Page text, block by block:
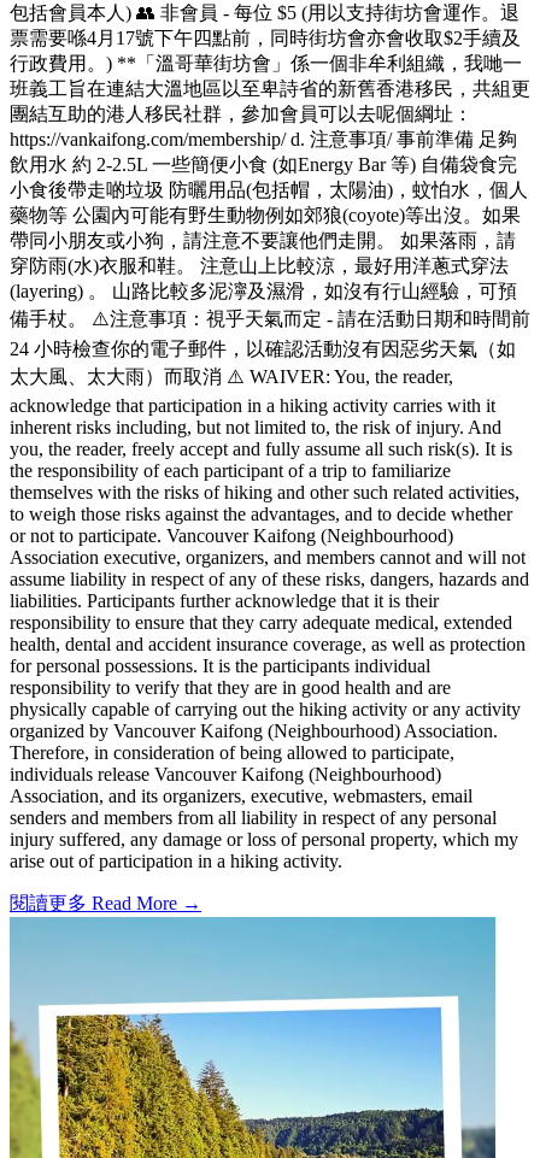
包括會員本人) 👥 非會員 - 每位 $5 (用以支持街坊會運作。退
票需要喺4月17號下午四點前，同時街坊會亦會收取$2手續及
行政費用。) **「溫哥華街坊會」係一個非牟利組織，我哋一
班義工旨在連結大溫地區以至卑詩省的新舊香港移民，共組更
團結互助的港人移民社群，參加會員可以去呢個綱址：
https://vankaifong.com/membership/ d. 注意事項/ 事前準備 足夠
飲用水 約 2-2.5L 一些簡便小食 (如Energy Bar 等) 自備袋食完
小食後帶走啲垃圾 防曬用品(包括帽，太陽油)，蚊怕水，個人
藥物等 公園內可能有野生動物例如郊狼(coyote)等出沒。如果
帶同小朋友或小狗，請注意不要讓他們走開。 如果落雨，請
穿防雨(水)衣服和鞋。 注意山上比較涼，最好用洋蔥式穿法
(layering) 。 山路比較多泥濘及濕滑，如沒有行山經驗，可預
備手杖。 ⚠️注意事項：視乎天氣而定 - 請在活動日期和時間前
24 小時檢查你的電子郵件，以確認活動沒有因惡劣天氣（如
太大風、太大雨）而取消 ⚠️ WAIVER: You, the reader,
acknowledge that participation in a hiking activity carries with it
inherent risks including, but not limited to, the risk of injury. And
you, the reader, freely accept and fully assume all such risk(s). It is
the responsibility of each participant of a trip to familiarize
themselves with the risks of hiking and other such related activities,
to weigh those risks against the advantages, and to decide whether
or not to participate. Vancouver Kaifong (Neighbourhood)
Association executive, organizers, and members cannot and will not
assume liability in respect of any of these risks, dangers, hazards and
liabilities. Participants further acknowledge that it is their
responsibility to ensure that they carry adequate medical, extended
health, dental and accident insurance coverage, as well as protection
for personal possessions. It is the participants individual
responsibility to verify that they are in good health and are
physically capable of carrying out the hiking activity or any activity
organized by Vancouver Kaifong (Neighbourhood) Association.
Therefore, in consideration of being allowed to participate,
individuals release Vancouver Kaifong (Neighbourhood)
Association, and its organizers, executive, webmasters, email
senders and members from all liability in respect of any personal
injury suffered, any damage or loss of personal property, which my
arise out of participation in a hiking activity.
閱讀更多 Read More →